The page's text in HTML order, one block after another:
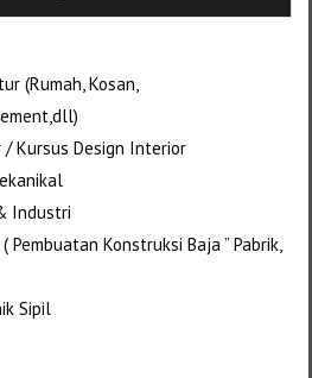
(Rumah, Kosan,
Kursus Design Interior
Industri
Konstruksi Baja ” Pabrik,
Sipil